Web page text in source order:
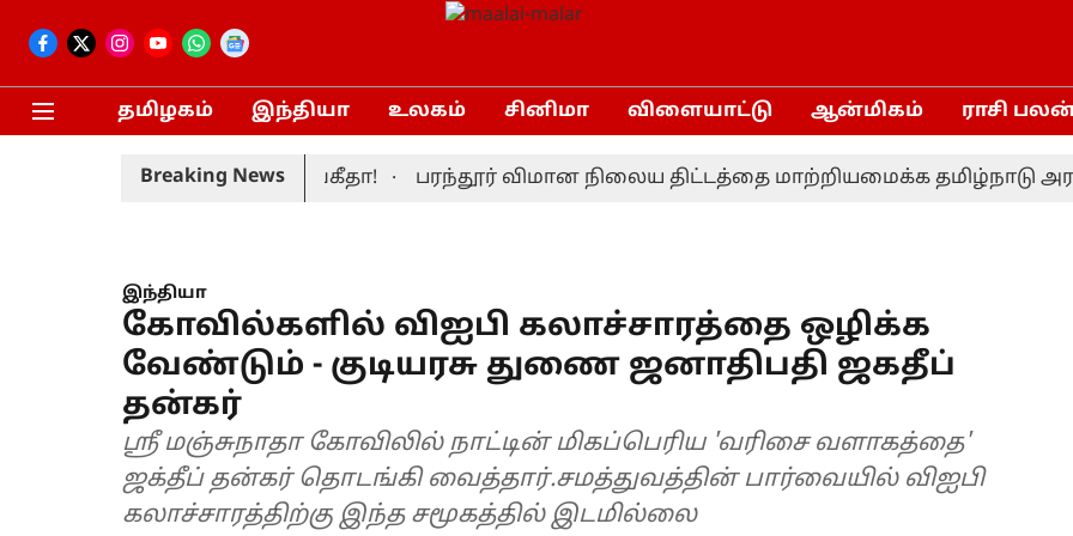
தமிழகம் இந்தியா உலகம் சினிமா விளையாட்டு ஆன்மிகம் ராசி
Breaking News
முதலமைச்சர் மனைவி சங்கீதா! பரந்தூர் விமான நிலைய திட்டத்தை மாற்றியமைக்க தமிழ்நாடு
இந்தியா
கோவில்களில் விஐபி கலாச்சாரத்தை ஒழிக்க
வேண்டும் - குடியரசு துணை ஜனாதிபதி ஜகதீப்
தன்கர்
ஸ்ரீ மஞ்சுநாதா கோவிலில் நாட்டின் மிகப்பெரிய 'வரிசை வளாகத்தை'
ஜக்தீப் தன்கர் தொடங்கி வைத்தார்.சமத்துவத்தின் பார்வையில் விஐபி
கலாச்சாரத்திற்கு இந்த சமூகத்தில் இடமில்லை